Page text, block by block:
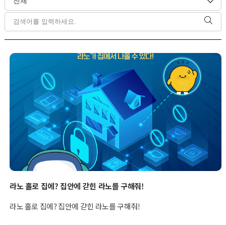
라노 홀로 집에? 집안에 갇힌 라노를 구해줘!
라노 홀로 집에? 집안에 갇힌 라노를 구해줘!